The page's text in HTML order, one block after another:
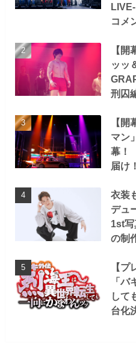
コメ
【
ッッ
刑囚
【
マン
幕！
届け！
衣装
デュ
1st写
の制
【
「
して
台化